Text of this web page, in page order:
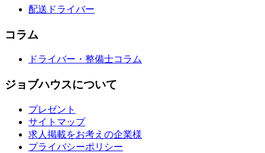
配送ドライバー
コラム
ドライバー・整備士コラム
ジョブハウスについて
プレゼント
サイトマップ
求人掲載をお考えの企業様
プライバシーポリシー